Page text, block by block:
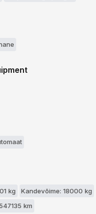
kg
Kandevõime: 18000 kg
km